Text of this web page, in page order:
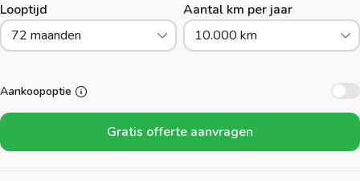
Looptijd
72 maanden
Aantal km per jaar
10.000 km
Aankoopoptie
Gratis offerte aanvragen